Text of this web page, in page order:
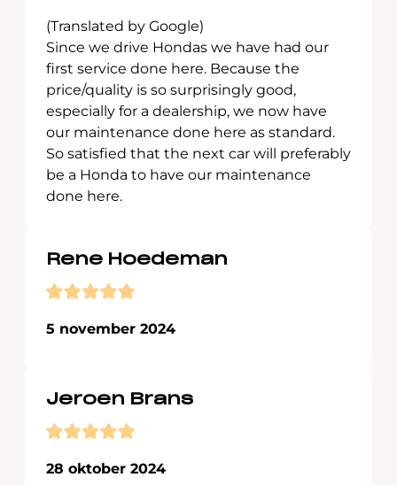
(Translated by Google)
Since we drive Hondas we have had our
first service done here. Because the
price/quality is so surprisingly good,
especially for a dealership, we now have
our maintenance done here as standard.
So satisfied that the next car will preferably
be a Honda to have our maintenance
done here.
Rene Hoedeman
5 november 2024
Jeroen Brans
28 oktober 2024